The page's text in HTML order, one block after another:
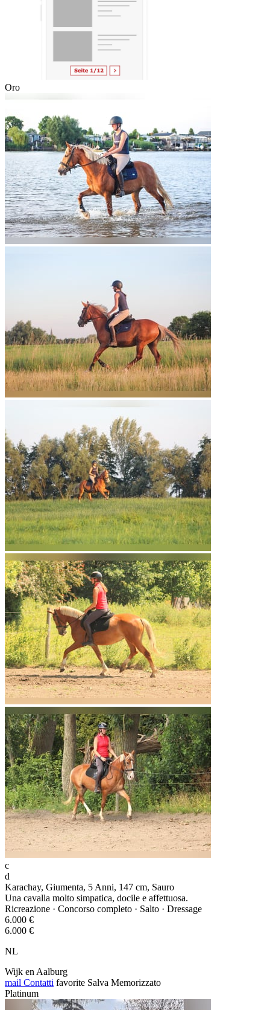
Oro
c
d
Karachay, Giumenta, 5 Anni, 147 cm, Sauro
Una cavalla molto simpatica, docile e affettuosa.
Ricreazione · Concorso completo · Salto · Dressage
6.000 €
6.000 €
NL
Wijk en Aalburg
mail Contatti favorite Salva Memorizzato
Platinum